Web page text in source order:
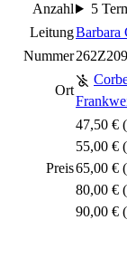
Anzahl
5
LeitungBarbara
Nummer
Ort
Preis
47,50 €
55,00 €
65,00 €
80,00 €
90,00 €